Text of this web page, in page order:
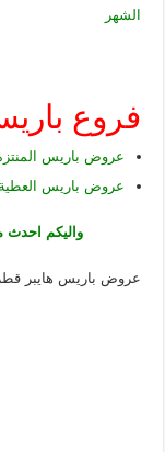
الشهر
فروع
عروض باريس
عروض باريس العطية
واليكم احدث
عروض باريس هايبر قطر اليوم 30 يناير حتى 4 فبراير